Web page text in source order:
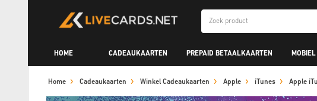
HOME CADEAUKAARTEN PREPAID BETAALKAARTEN
Home Cadeaukaarten Winkel Cadeaukaarten Apple iTunes Apple